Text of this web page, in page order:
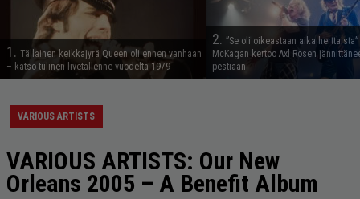
1. Tällainen keikkajyrä Queen oli ennen vanhaan
– katso tulinen livetallenne vuodelta 1979
2. ”Se oli oikeastaan aika
McKagan kertoo Axl Rosen
pestiään
VARIOUS ARTISTS
VARIOUS ARTISTS: Our New
Orleans 2005 – A Benefit Album